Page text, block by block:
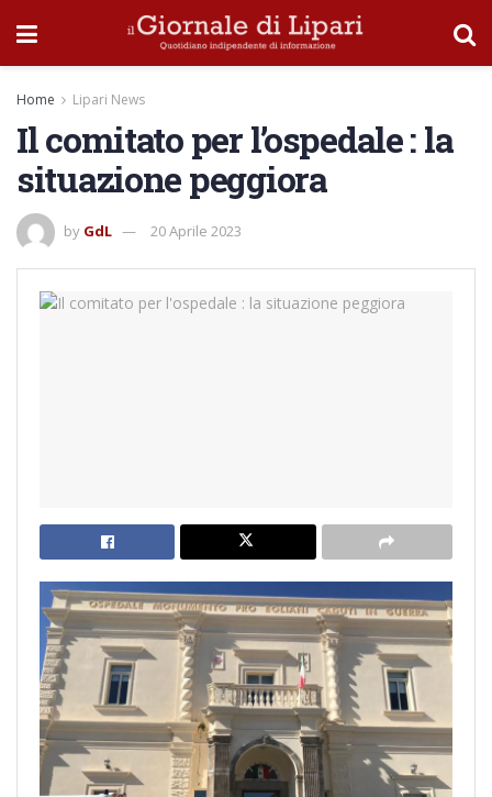
Home Lipari News
Il comitato per l’ospedale : la
situazione peggiora
by GdL 20 Aprile 2023